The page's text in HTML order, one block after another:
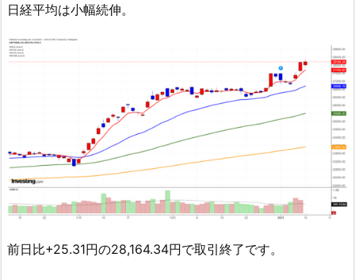
日経平均は小幅続伸。
前日比+25.31円の28,164.34円で取引終了です。